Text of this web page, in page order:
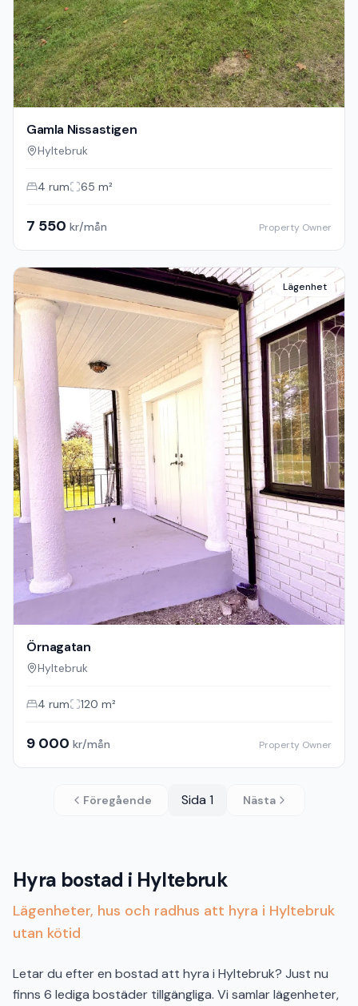
Gamla Nissastigen
Hyltebruk
4 rum 65 m²
7 550 kr/mån Property Owner
Lägenhet
Örnagatan
Hyltebruk
4 rum 120 m²
9 000 kr/mån Property Owner
Föregående Sida 1 Nästa
Hyra bostad i Hyltebruk
Lägenheter, hus och radhus att hyra i Hyltebruk
utan kötid
Letar du efter en bostad att hyra i Hyltebruk? Just nu
finns 6 lediga bostäder tillgängliga. Vi samlar lägenheter,